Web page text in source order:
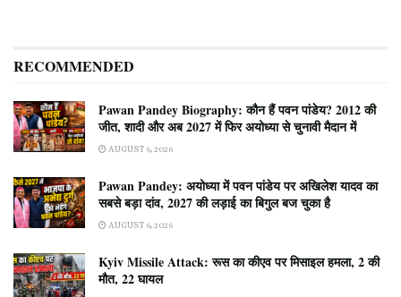
RECOMMENDED
Pawan Pandey Biography: कौन हैं पवन पांडेय? 2012 की
जीत, शादी और अब 2027 में फिर अयोध्या से चुनावी मैदान में
AUGUST 6, 2026
Pawan Pandey: अयोध्या में पवन पांडेय पर अखिलेश यादव का
सबसे बड़ा दांव, 2027 की लड़ाई का बिगुल बज चुका है
AUGUST 6, 2026
Kyiv Missile Attack: रूस का कीएव पर मिसाइल हमला, 2 की
मौत, 22 घायल